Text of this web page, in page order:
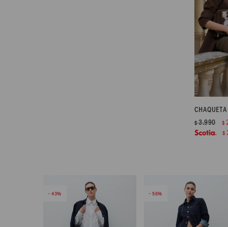
$3.990 $
$
43 56